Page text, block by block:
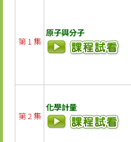
第 1 集
原子與分子
第 2 集
化學計量